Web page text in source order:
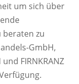
um sich über
beraten zu
GmbH,
FIRNKRANZ